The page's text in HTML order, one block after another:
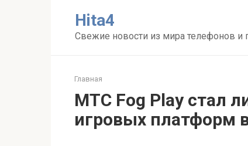
Нita4
Свежие новости из мира телефонов и
Главная
МТС Fog Play стал
игровых платформ